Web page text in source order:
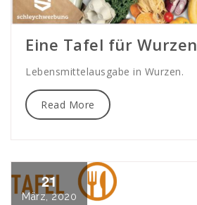
Eine Tafel für Wurzen
Lebensmittelausgabe in Wurzen.
Read More
21
März, 2020